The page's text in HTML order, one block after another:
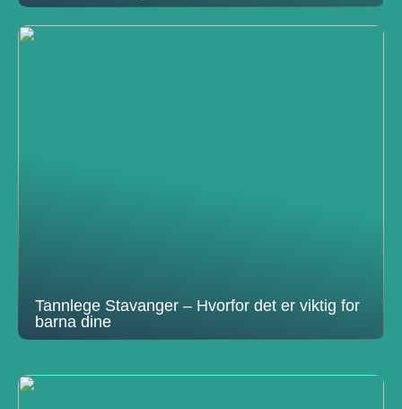
Tannlege Stavanger – Hvorfor det er viktig for
barna dine